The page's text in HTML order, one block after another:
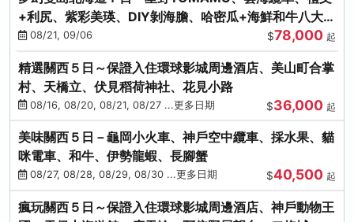
+利尻、紫彩美瑛、DIY剝海膽、哈密瓜+海鮮和牛八大螃
蟹吃到飽
08/21, 09/06 $78,000 起
精選關西５日～保證入住環球影城周邊酒店、美山町合掌
村、天橋立、伏見稻荷神社、花見小路
08/16, 08/20, 08/21, 08/27 ...更多日期 $36,000 起
美味關西５日－龜岡小火車、神戶空中纜車、採水果、貓
咪電車、和牛、伊勢龍蝦、長腳蟹
08/27, 08/28, 08/29, 08/30 ...更多日期 $40,500 起
瘋玩關西５日～保證入住環球影城周邊酒店、神戶動物王